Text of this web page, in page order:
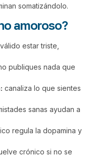
somatizándolo.
amoroso?
estar triste,
publiques nada que
canaliza lo que sientes
sanas ayudan a
regula la dopamina y
crónico si no se